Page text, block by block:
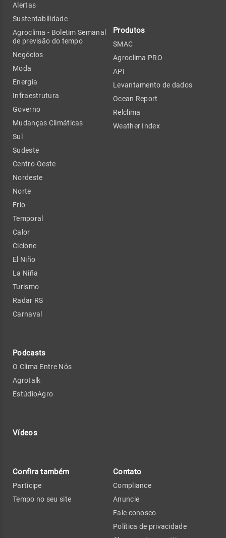
Alertas
Sustentabilidade
Agroclima - Boletim Semanal
de previsão do tempo
Negócios
Moda
Energia
Infraestrutura
Governo
Mudanças Climáticas
Sul
Sudeste
Centro-Oeste
Nordeste
Norte
Frio
Temporal
Calor
Ciclone
El Niño
La Niña
Turismo
Radar RS
Carnaval
Podcasts
O Clima Entre Nós
Agrotalk
EstúdioAgro
Vídeos
Produtos
SMAC
Agroclima PRO
API
Levantamento de dados
Ocean Report
Relclima
Weather Index
Confira também
Participe
Tempo no seu site
Contato
Compliance
Anuncie
Fale conosco
Política de privacidade